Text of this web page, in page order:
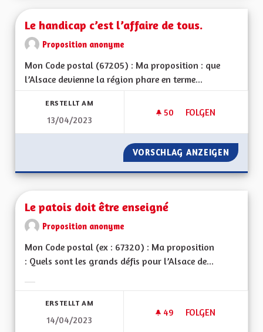
Le handicap c’est l’affaire de tous.
Proposition anonyme
Mon Code postal (67205) : Ma proposition : que
l’Alsace devienne la région phare en terme...
ERSTELLT AM
13/04/2023
50 50 FOLLOWER
FOLGEN
LE HANDICAP
VORSCHLAG ANZEIGEN LE
Le patois doit être enseigné
Proposition anonyme
Mon Code postal (ex : 67320) : Ma proposition
: Quels sont les grands défis pour l’Alsace de...
ERSTELLT AM
14/04/2023
49 49 FOLLOWER
FOLGEN
LE PATOIS DOIT